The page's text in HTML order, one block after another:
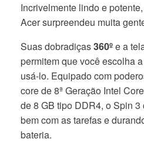
Incrivelmente lindo e
Acer surpreendeu muita
Suas dobradiças360ºe a
permitem que você escolha
usá-lo. Equipado com
core de 8ª Geração Intel
de 8 GB tipo DDR4, o Spin
bem com as tarefas e
bateria.